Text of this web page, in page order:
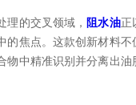
的交叉领域， 阻水油正
的焦点。这款创新材料不
物中精准识别并分离出油